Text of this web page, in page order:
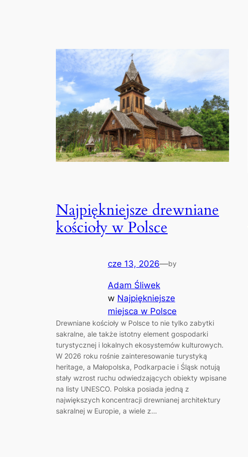
Najpiękniejsze drewniane
kościoły w Polsce
cze 13, 2026—by
Adam Śliwek
w Najpiękniejsze
miejsca w Polsce
Drewniane kościoły w Polsce to nie tylko zabytki
sakralne, ale także istotny element gospodarki
turystycznej i lokalnych ekosystemów kulturowych.
W 2026 roku rośnie zainteresowanie turystyką
heritage, a Małopolska, Podkarpacie i Śląsk notują
stały wzrost ruchu odwiedzających obiekty wpisane
na listy UNESCO. Polska posiada jedną z
największych koncentracji drewnianej architektury
sakralnej w Europie, a wiele z…